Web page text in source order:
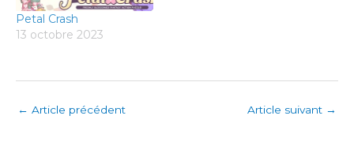
Petal Crash
13 octobre 2023
← Article précédent Article suivant →